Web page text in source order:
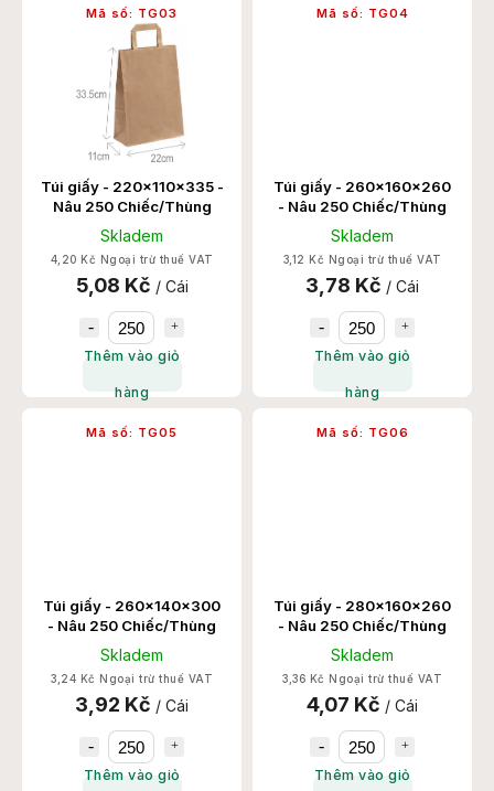
Túi giấy - 220x110x335 -
Nâu 250 Chiếc/Thùng
Skladem
4,20 Kč Ngoại trừ thuế VAT
5,08 Kč / Cái
Thêm vào giỏ
hàng
Mã số: TG03
Túi giấy - 260x160x260
- Nâu 250 Chiếc/Thùng
Skladem
3,12 Kč Ngoại trừ thuế VAT
3,78 Kč / Cái
Thêm vào giỏ
hàng
Mã số: TG04
Túi giấy - 260x140x300
- Nâu 250 Chiếc/Thùng
Skladem
3,24 Kč Ngoại trừ thuế VAT
3,92 Kč / Cái
Thêm vào giỏ
Mã số: TG05
Túi giấy - 280x160x260
- Nâu 250 Chiếc/Thùng
Skladem
3,36 Kč Ngoại trừ thuế VAT
4,07 Kč / Cái
Thêm vào giỏ
Mã số: TG06